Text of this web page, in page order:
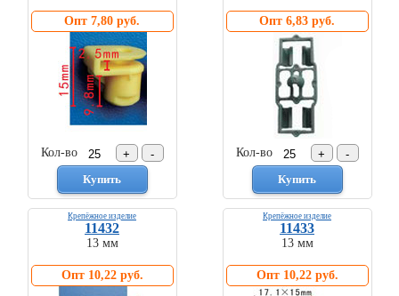
Опт 7,80 руб.
Кол-во
Опт 6,83 руб.
Кол-во
Крепёжное изделие
11432
13 мм
Опт 10,22 руб.
Крепёжное изделие
11433
13 мм
Опт 10,22 руб.